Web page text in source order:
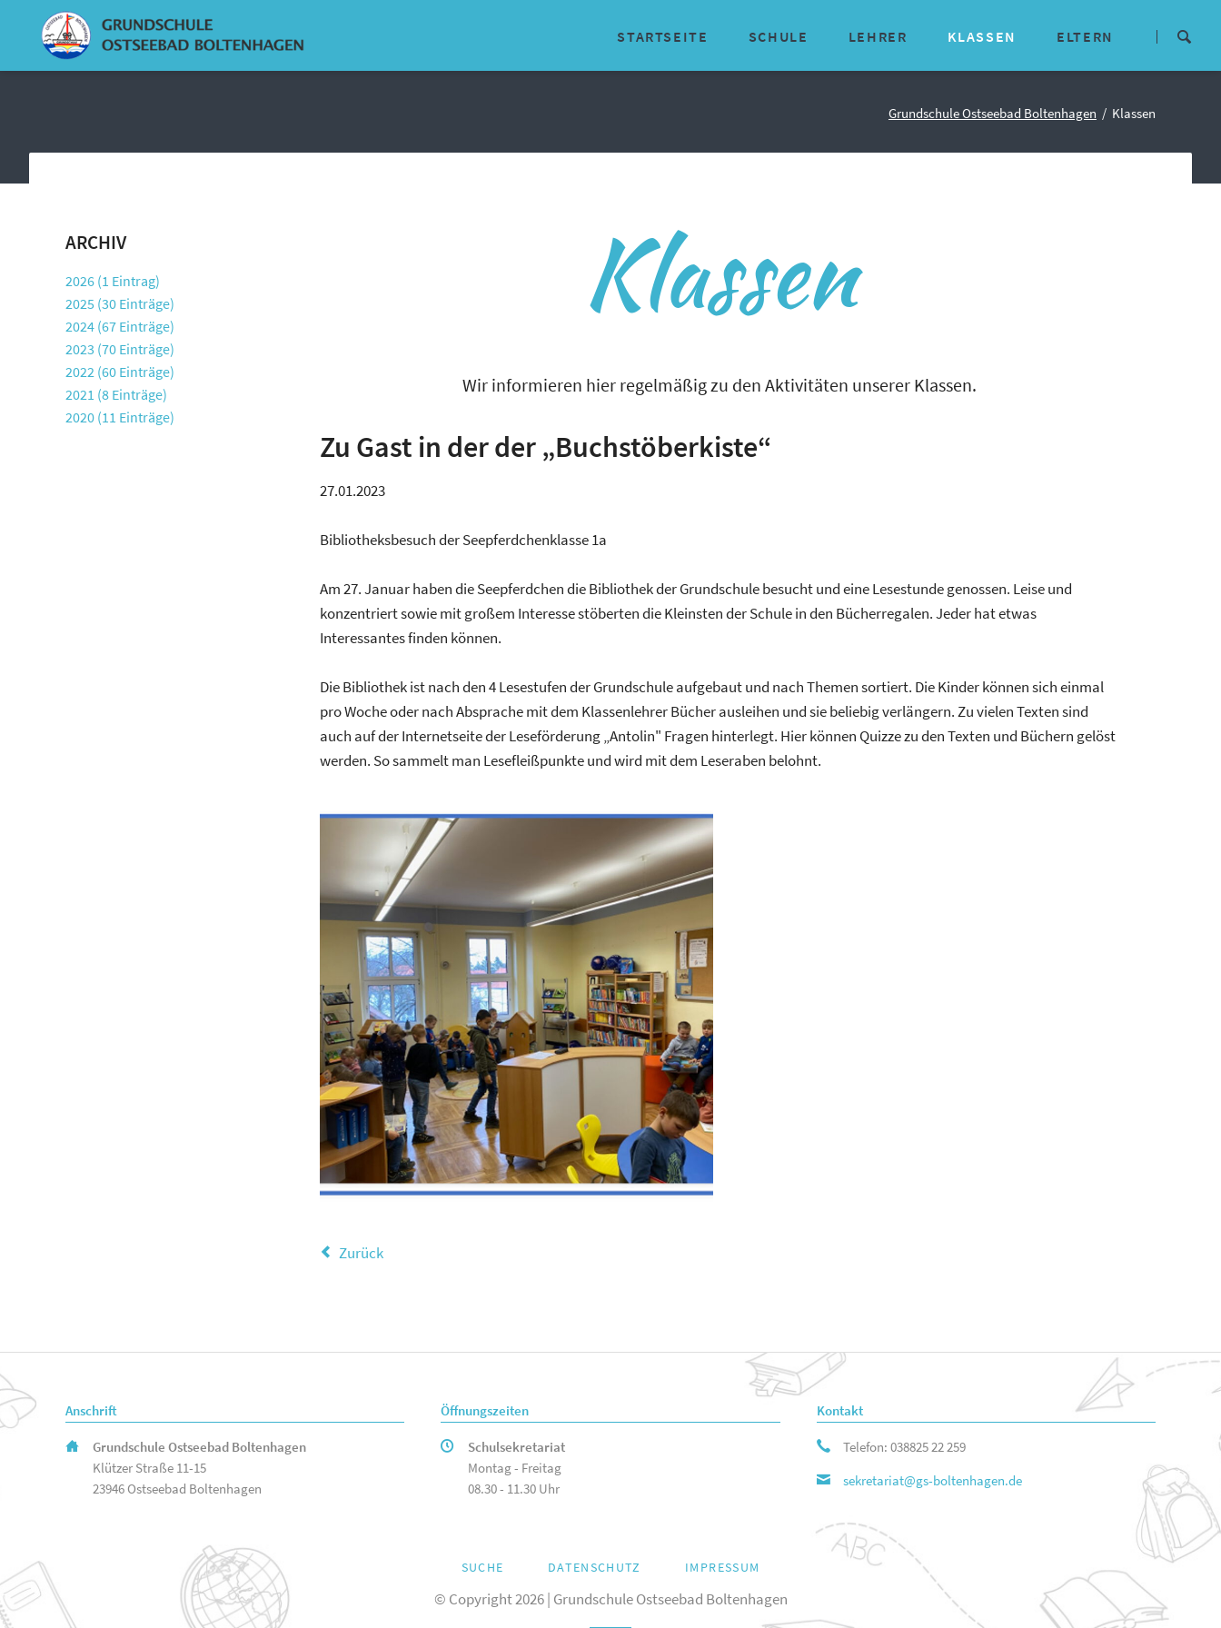
überspringen
STARTSEITE SCHULE
Schulinterne Konzepte
Schulsozialarbeit
LEHRER KLASSEN ELTERN
Grundschule Ostseebad Boltenhagen Klassen
Klassen
Wir informieren hier regelmäßig zu den Aktivitäten unserer Klassen.
Zu Gast in der der „Buchstöberkiste“
27.01.2023
Bibliotheksbesuch der Seepferdchenklasse 1a
Am 27. Januar haben die Seepferdchen die Bibliothek der Grundschule besucht und eine Lesestunde genossen. Leise und
konzentriert sowie mit großem Interesse stöberten die Kleinsten der Schule in den Bücherregalen. Jeder hat etwas
Interessantes finden können.
Die Bibliothek ist nach den 4 Lesestufen der Grundschule aufgebaut und nach Themen sortiert. Die Kinder können sich einmal
pro Woche oder nach Absprache mit dem Klassenlehrer Bücher ausleihen und sie beliebig verlängern. Zu vielen Texten sind
auch auf der Internetseite der Leseförderung „Antolin" Fragen hinterlegt. Hier können Quizze zu den Texten und Büchern gelöst
werden. So sammelt man Lesefleißpunkte und wird mit dem Leseraben belohnt.
Zurück
ARCHIV
2026 (1 Eintrag)
2025 (30 Einträge)
2024 (67 Einträge)
2023 (70 Einträge)
2022 (60 Einträge)
2021 (8 Einträge)
2020 (11 Einträge)
Anschrift
Grundschule Ostseebad Boltenhagen
Klützer Straße 11-15
23946 Ostseebad Boltenhagen
Öffnungszeiten
Schulsekretariat
Montag - Freitag
08.30 - 11.30 Uhr
Kontakt
Telefon: 038825 22 259
sekretariat@gs-boltenhagen.de
ÜBERSPRINGEN
SUCHE DATENSCHUTZ IMPRESSUM
© Copyright 2026 | Grundschule Ostseebad Boltenhagen